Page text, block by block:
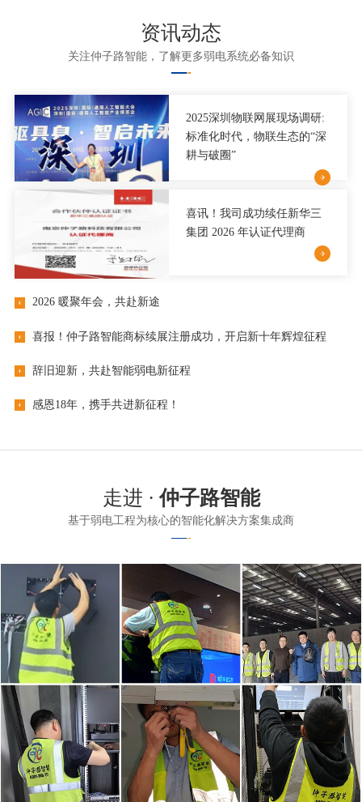
资讯动态
关注仲子路智能，了解更多弱电系统必备知识
2025深圳物联网展现场调研:
标准化时代，物联生态的“深
耕与破圈”
喜讯！我司成功续任新华三
集团 2026 年认证代理商
2026 暖聚年会，共赴新途
喜报！仲子路智能商标续展注册成功，开启新十年辉煌征程
辞旧迎新，共赴智能弱电新征程
感恩18年，携手共进新征程！
走进 ·仲子路智能
基于弱电工程为核心的智能化解决方案集成商